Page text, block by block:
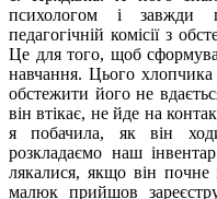
психологом і завжди
педагогічній комісії з
Це для того, щоб
навчання. Цього
обстежити його не
він втікає, не йде на
я побачила, як він
розкладаємо наш
лякалися, якщо він почне
малюк прийшов